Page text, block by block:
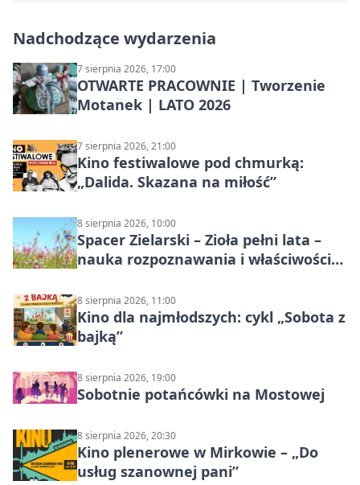
Nadchodzące wydarzenia
7 sierpnia 2026, 17:00
OTWARTE PRACOWNIE | Tworzenie
Motanek | LATO 2026
7 sierpnia 2026, 21:00
Kino festiwalowe pod chmurką:
„Dalida. Skazana na miłość”
8 sierpnia 2026, 10:00
Spacer Zielarski – Zioła pełni lata –
nauka rozpoznawania i właściwości
8 sierpnia 2026, 11:00
Kino dla najmłodszych: cykl „Sobota z
bajką”
8 sierpnia 2026, 19:00
Sobotnie potańcówki na Mostowej
8 sierpnia 2026, 20:30
Kino plenerowe w Mirkowie – „Do
usług szanownej pani”